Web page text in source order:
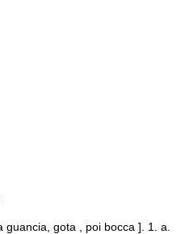
gota , poi bocca ]. 1. a.